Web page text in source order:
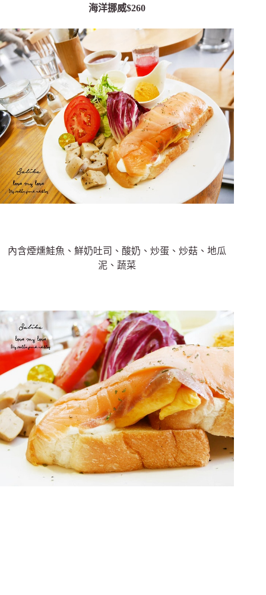
海洋挪威$260
內含煙燻鮭魚、鮮奶吐司、酸奶、炒蛋、炒菇、地瓜
泥、蔬菜